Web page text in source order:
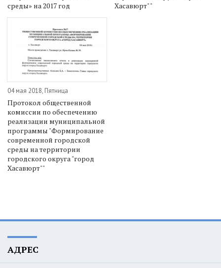
среды» на 2017 год
Хасавюрт" "
04 мая 2018, Пятница
Протокол общественной
комиссии по обеспечению
реализации муниципальной
программы "Формирование
современной городской
среды на территории
городского округа "город
Хасавюрт""
АДРЕС